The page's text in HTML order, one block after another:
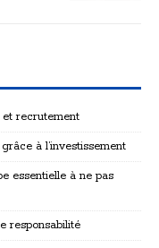
et recrutement
à l’investissement
essentielle à ne pas
responsabilité